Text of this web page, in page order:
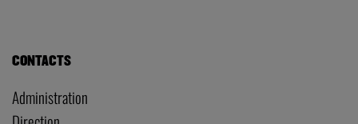
CONTACTS
Administration